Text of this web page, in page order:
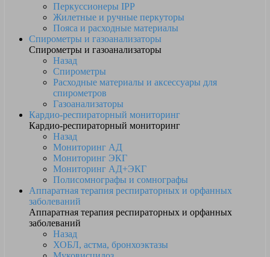
Перкуссионеры IPP
Жилетные и ручные перкуторы
Пояса и расходные материалы
Спирометры и газоанализаторы
Спирометры и газоанализаторы
Назад
Спирометры
Расходные материалы и аксессуары для
спирометров
Газоанализаторы
Кардио-респираторный мониторинг
Кардио-респираторный мониторинг
Назад
Мониторинг АД
Мониторинг ЭКГ
Мониторинг АД+ЭКГ
Полисомнографы и сомнографы
Аппаратная терапия респираторных и орфанных
заболеваний
Аппаратная терапия респираторных и орфанных
заболеваний
Назад
ХОБЛ, астма, бронхоэктазы